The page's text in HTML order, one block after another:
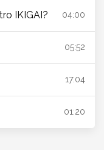
IKIGAI? 04:00
05:52
17:04
01:20